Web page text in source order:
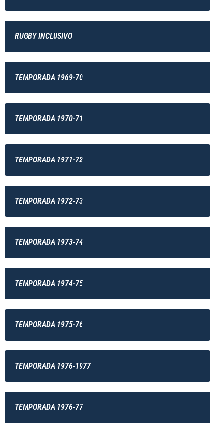
RUGBY INCLUSIVO
TEMPORADA 1969-70
TEMPORADA 1970-71
TEMPORADA 1971-72
TEMPORADA 1972-73
TEMPORADA 1973-74
TEMPORADA 1974-75
TEMPORADA 1975-76
TEMPORADA 1976-1977
TEMPORADA 1976-77